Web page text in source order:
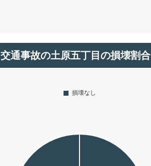
交通事故の土原五丁目の損壊割合